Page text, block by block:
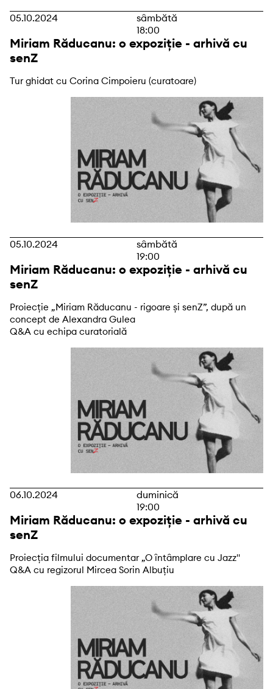
05.10.2024
sâmbătă
18:00
Miriam Răducanu: o expoziție - arhivă cu
senZ
Tur ghidat cu Corina Cimpoieru (curatoare)
05.10.2024
sâmbătă
19:00
Miriam Răducanu: o expoziție - arhivă cu
senZ
Proiecție „Miriam Răducanu - rigoare și senZ”, după un
concept de Alexandra Gulea
Q&A cu echipa curatorială
06.10.2024
duminică
19:00
Miriam Răducanu: o expoziție - arhivă cu
senZ
Proiecția filmului documentar „O întâmplare cu Jazz"
Q&A cu regizorul Mircea Sorin Albuţiu